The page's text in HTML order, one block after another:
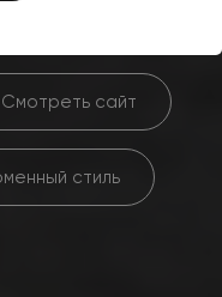
Смотреть сайт
стиль